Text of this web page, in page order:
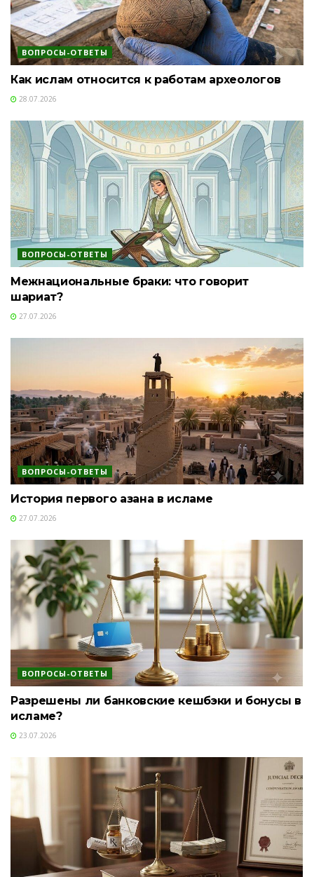
ВОПРОСЫ-ОТВЕТЫ
Как ислам относится к работам археологов
28.07.2026
ВОПРОСЫ-ОТВЕТЫ
Межнациональные браки: что говорит
шариат?
27.07.2026
ВОПРОСЫ-ОТВЕТЫ
История первого азана в исламе
27.07.2026
ВОПРОСЫ-ОТВЕТЫ
Разрешены ли банковские кешбэки и бонусы в
исламе?
23.07.2026